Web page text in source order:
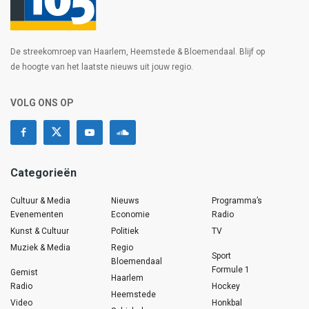
De streekomroep van Haarlem, Heemstede & Bloemendaal. Blijf op
de hoogte van het laatste nieuws uit jouw regio.
VOLG ONS OP
Categorieën
Cultuur & Media
Evenementen
Kunst & Cultuur
Muziek & Media
Gemist
Radio
Video
Nieuws
Economie
Politiek
Regio
Bloemendaal
Haarlem
Heemstede
Programma’s
Radio
TV
Sport
Formule 1
Hockey
Honkbal